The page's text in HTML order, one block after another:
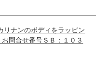
問合せ番号ＳＢ：１０３